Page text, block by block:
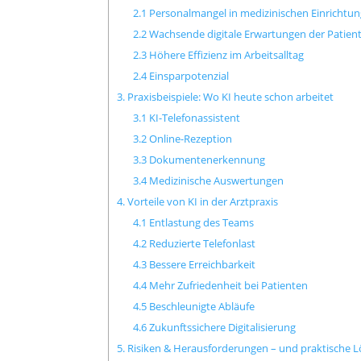
2.1 Personalmangel in medizinischen
2.2 Wachsende digitale Erwartungen der
2.3 Höhere Effizienz im Arbeitsalltag
2.4 Einsparpotenzial
3. Praxisbeispiele: Wo KI heute schon arbeitet
3.1 KI-Telefonassistent
3.2 Online-Rezeption
3.3 Dokumentenerkennung
3.4 Medizinische Auswertungen
4. Vorteile von KI in der Arztpraxis
4.1 Entlastung des Teams
4.2 Reduzierte Telefonlast
4.3 Bessere Erreichbarkeit
4.4 Mehr Zufriedenheit bei Patienten
4.5 Beschleunigte Abläufe
4.6 Zukunftssichere Digitalisierung
5. Risiken & Herausforderungen – und praktische